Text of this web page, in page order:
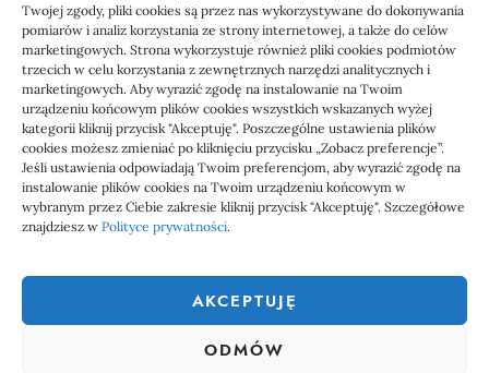
Twojej zgody, pliki cookies są przez nas wykorzystywane do dokonywania
pomiarów i analiz korzystania ze strony internetowej, a także do celów
marketingowych. Strona wykorzystuje również pliki cookies podmiotów
trzecich w celu korzystania z zewnętrznych narzędzi analitycznych i
marketingowych. Aby wyrazić zgodę na instalowanie na Twoim
urządzeniu końcowym plików cookies wszystkich wskazanych wyżej
kategorii kliknij przycisk "Akceptuję". Poszczególne ustawienia plików
cookies możesz zmieniać po kliknięciu przycisku „Zobacz preferencje”.
Jeśli ustawienia odpowiadają Twoim preferencjom, aby wyrazić zgodę na
instalowanie plików cookies na Twoim urządzeniu końcowym w
wybranym przez Ciebie zakresie kliknij przycisk "Akceptuję". Szczegółowe
znajdziesz w Polityce prywatności.
AKCEPTUJĘ
ODMÓW
1000 WIADOMOŚCI
1000 Wiadomości to miejsce, gdzie każdy powinien znaleźć coś
ciekawego, coś co go zainteresuje. Dlatego właśnie powstał ten
serwis społecznościowy, aby każdy mógł nie tylko czytać ciekawe
Dołącz do nas już teraz, zarejestruj się i dodawał własne treści na